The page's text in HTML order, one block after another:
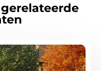
gerelateerde